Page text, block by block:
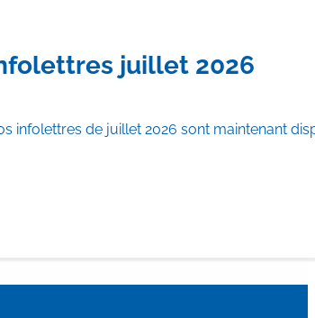
pour le
médicaments.
canadienne à offrir
à inscrire…
juillet 2026
infolettres de juillet 2026 sont maintenant